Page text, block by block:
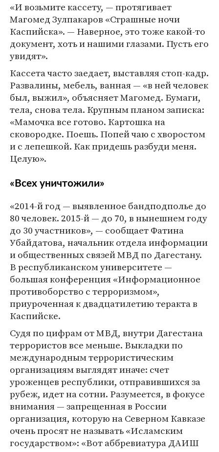
«И возьмите кассету, — протягивает
Магомед Зулпакаров «Страшные ночи
Каспийска». — Наверное, это тоже какой-то
документ, хоть и нашими глазами. Пусть его
увидят».
Кассета часто заедает, выставляя стоп-кадр.
Развалины, мебель, ванная — «в ней человек
был, выжил», объясняет Магомед. Бумаги,
тела, снова тела. Крупным планом записка:
«Мамочка все готово. Картошка на
сковородке. Поешь. Попей чаю с хворостом
и с лепешкой. Как придешь разбуди меня.
Целую».
«Всех уничтожили»
«2014-й год — выявленное бандподполье до
80 человек. 2015-й — до 70, в нынешнем году
до 30 участников», — сообщает Фатина
Убайдатова, начальник отдела информации
и общественных связей МВД по Дагестану.
В республиканском университете —
большая конференция «Информационное
противоборство с терроризмом»,
приуроченная к двадцатилетию теракта в
Каспийске.
Судя по цифрам от МВД, внутри Дагестана
террористов все меньше. Выкладки по
международным террористическим
организациям выглядят иначе: счет
уроженцев республики, отправившихся за
рубеж, идет на сотни. Разумеется, в фокусе
внимания — запрещенная в России
организация, которую на Северном Кавказе
очень просят не называть «Исламским
государством»: «Вот аббревиатура ДАИШ